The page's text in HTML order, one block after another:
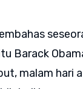
Barack
malam hari